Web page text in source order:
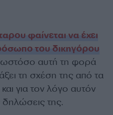
φαίνεται να έχει
του δικηγόρου
αυτή τη φορά
τη σχέση της από τα
για τον λόγο αυτόν
δηλώσεις της.